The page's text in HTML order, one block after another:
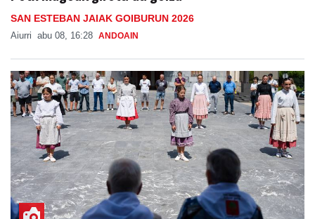
SAN ESTEBAN JAIAK GOIBURUN 2026
Aiurri abu 08, 16:28 ANDOAIN